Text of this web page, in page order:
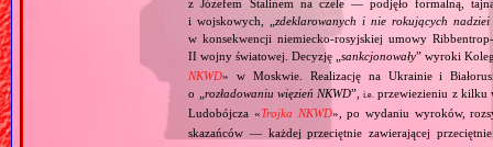
z Józefem Stalinem na czele — podjęło formalną,
i wojskowych, „zdeklarowanych i nie rokujących
w konsekwencji niemiecko‐rosyjskiej umowy
II wojny światowej. Decyzję „sankcjonowały” wyroki
NKWD» w Moskwie. Realizację na Ukrainie i
o „ rozładowaniu więzień NKWD”,i.e. przewiezieniu z kilku
Ludobójcza «Trojka NKWD», po wydaniu wyroków,
skazańców — każdej przeciętnie zawierającej